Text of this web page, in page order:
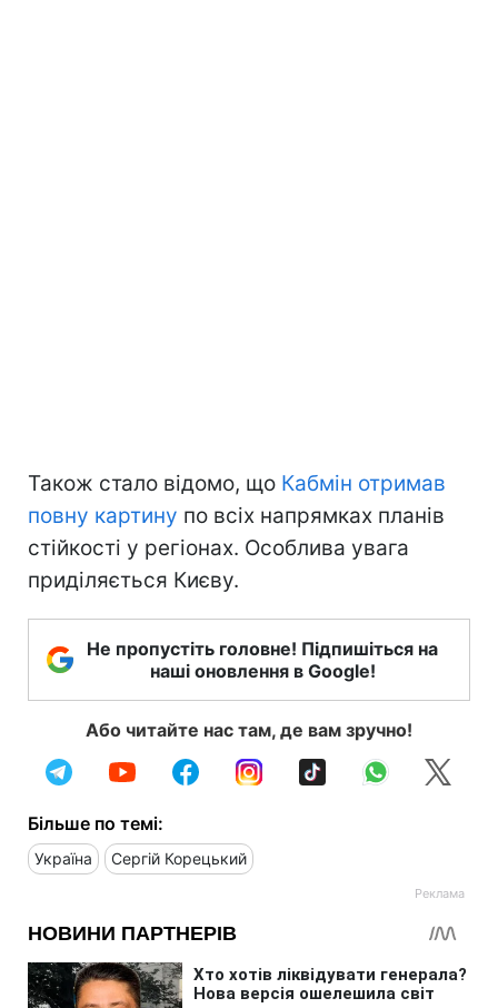
Також стало відомо, що Кабмін отримав
повну картину по всіх напрямках планів
стійкості у регіонах. Особлива увага
приділяється Києву.
Не пропустіть головне! Підпишіться на
наші оновлення в Google!
Або читайте нас там, де вам зручно!
Більше по темі:
Україна Сергій Корецький